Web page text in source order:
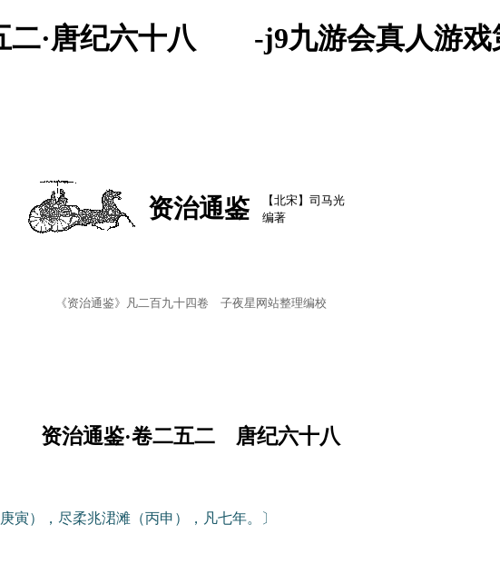
二·唐纪六十八 -j9九游会真人游戏
资治通鉴
【北宋】司马光
编著
《资治通鉴》凡二百九十四卷 子夜星网站整理编校
资治通鉴·卷二五二 唐纪六十八
寅），尽柔兆涒滩（丙申），凡七年。〕